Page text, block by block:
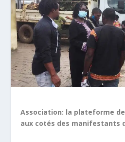
Association: la plateforme
aux cotés des manifestants